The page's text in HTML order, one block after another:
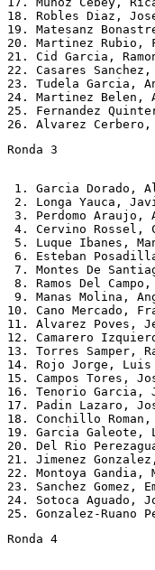
18. Robles Diaz,
19. Matesanz
20. Martinez
21. Cid Garcia,
22. Casares
23. Tudela
24. Martinez
25. Fernandez
Ronda 3
1. Garcia
2. Longa Yauca,
3. Perdomo
4. Cervino Rossel,
5. Luque Ibanes,
6. Esteban
7. Montes De
8. Ramos Del
9. Manas Molina,
10. Cano Mercado,
11. Alvarez
12. Camarero
13. Torres
14. Rojo Jorge,
15. Campos Tores,
16. Tenorio
17. Padin Lazaro,
18. Conchillo
19. Garcia
20. Del Rio
21. Jimenez
22. Montoya
23. Sanchez
24. Sotoca
Ronda 4